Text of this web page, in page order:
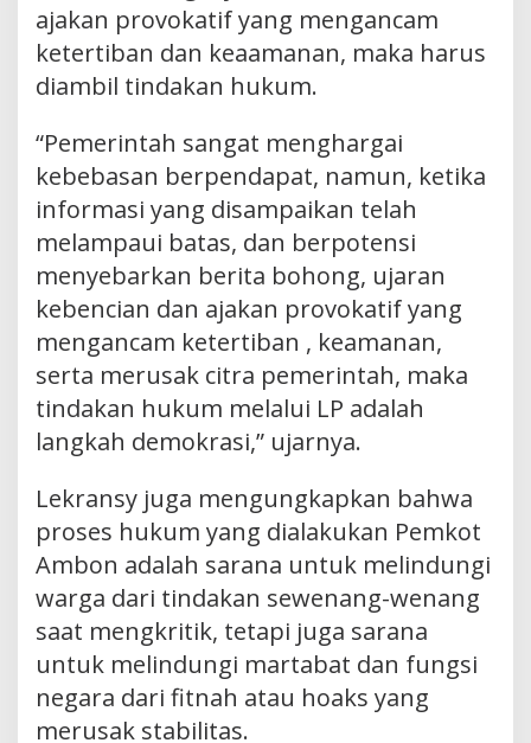
ajakan provokatif yang mengancam
ketertiban dan keaamanan, maka harus
diambil tindakan hukum.
“Pemerintah sangat menghargai
kebebasan berpendapat, namun, ketika
informasi yang disampaikan telah
melampaui batas, dan berpotensi
menyebarkan berita bohong, ujaran
kebencian dan ajakan provokatif yang
mengancam ketertiban , keamanan,
serta merusak citra pemerintah, maka
tindakan hukum melalui LP adalah
langkah demokrasi,” ujarnya.
Lekransy juga mengungkapkan bahwa
proses hukum yang dialakukan Pemkot
Ambon adalah sarana untuk melindungi
warga dari tindakan sewenang-wenang
saat mengkritik, tetapi juga sarana
untuk melindungi martabat dan fungsi
negara dari fitnah atau hoaks yang
merusak stabilitas.